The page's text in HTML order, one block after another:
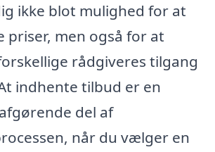
ikke blot mulighed for at
priser, men også for at
rådgiveres tilgang
indhente tilbud er en
del af
når du vælger en